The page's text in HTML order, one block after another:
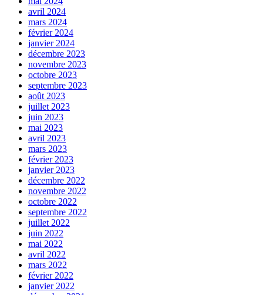
avril 2024
mars 2024
février 2024
janvier 2024
décembre 2023
novembre 2023
octobre 2023
septembre 2023
août 2023
juillet 2023
juin 2023
mai 2023
avril 2023
mars 2023
février 2023
janvier 2023
décembre 2022
novembre 2022
octobre 2022
septembre 2022
juillet 2022
juin 2022
mai 2022
avril 2022
mars 2022
février 2022
janvier 2022